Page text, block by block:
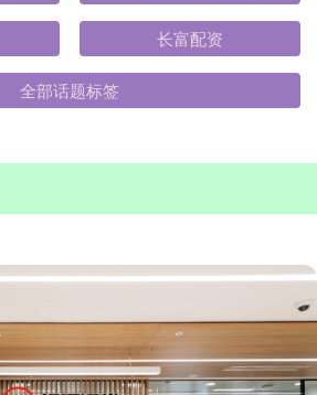
长富配资
全部话题标签